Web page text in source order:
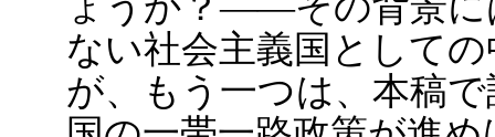
ない社会主義国として
が、もう一つは、本稿